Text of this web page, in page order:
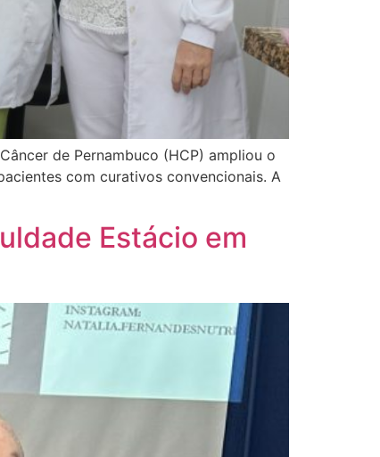
de Pernambuco (HCP) ampliou o
com curativos convencionais. A
Estácio em